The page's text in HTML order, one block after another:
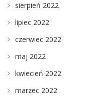
sierpień 2022
lipiec 2022
czerwiec 2022
maj 2022
kwiecień 2022
marzec 2022